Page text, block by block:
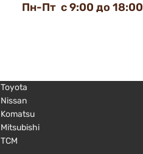
Пн-Пт с 9:00 до 18:00
Toyota
Nissan
Komatsu
Mitsubishi
TCM